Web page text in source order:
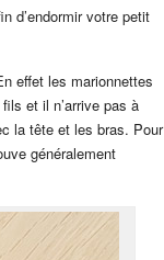
d’endormir votre petit
effet les marionnettes
et il n’arrive pas à
la tête et les bras. Pour
généralement